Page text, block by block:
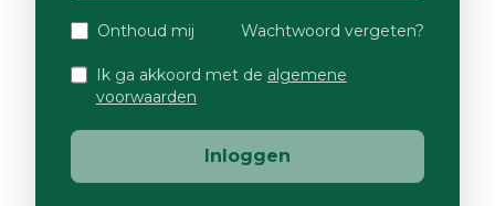
Onthoud mij Wachtwoord vergeten?
Ik ga akkoord met de algemene
voorwaarden
Inloggen